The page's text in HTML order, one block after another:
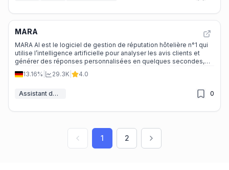
MARA
MARA AI est le logiciel de gestion de réputation hôtelière n°1 qui
utilise l’intelligence artificielle pour analyser les avis clients et
générer des réponses personnalisées en quelques secondes,
améliorant ainsi les notes et les réservations.
13.16% 29.3K 4.0
Assistant de Commentaires IA 0
1 2